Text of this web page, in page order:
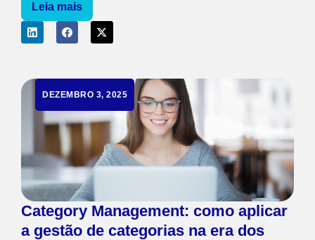
Leia mais
DEZEMBRO 3, 2025
Category Management: como aplicar
a gestão de categorias na era dos